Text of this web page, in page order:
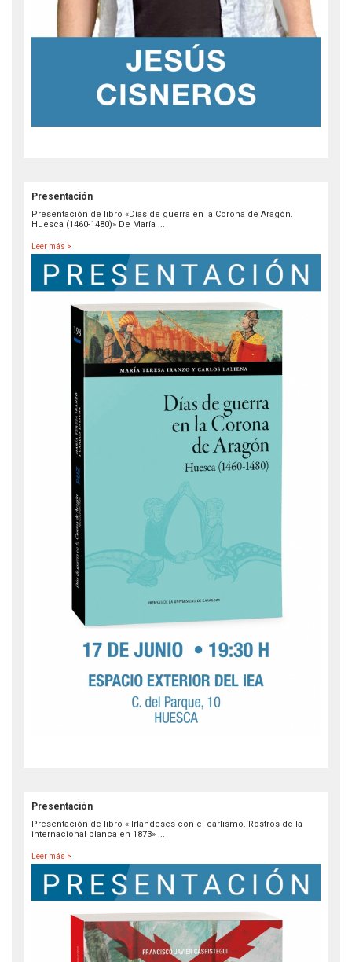
Presentación
Presentación de libro «Días de guerra en la Corona de Aragón.
Huesca (1460-1480)» De María ...
Leer más >
Presentación
Presentación de libro « Irlandeses con el carlismo. Rostros de la
internacional blanca en 1873» ...
Leer más >